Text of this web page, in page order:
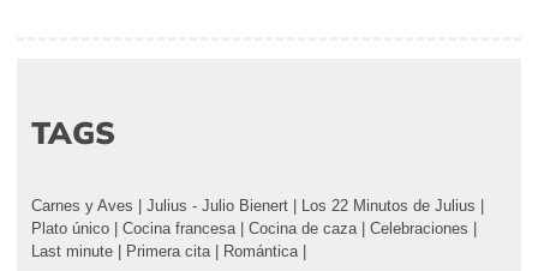
TAGS
Carnes y Aves Julius - Julio Bienert Los 22 Minutos de Julius
Plato único
Cocina francesa Cocina de caza Celebraciones
Last minute
Primera cita Romántica